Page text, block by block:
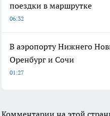
поездки в маршрутке
06:32
В аэропорту Нижнего
Оренбург и Сочи
01:27